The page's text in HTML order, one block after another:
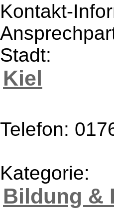
Kontakt-
Stadt:
Kiel
Telefon:
Kategorie:
Bildung &